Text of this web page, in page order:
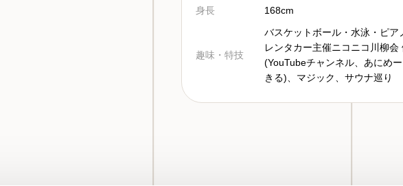
身長
168cm
趣味・特技
バスケットボール・水泳・ピ
レンタカー主催ニコニコ川柳
(YouTubeチャンネル、あにめ
きる)、マジック、サウナ巡り